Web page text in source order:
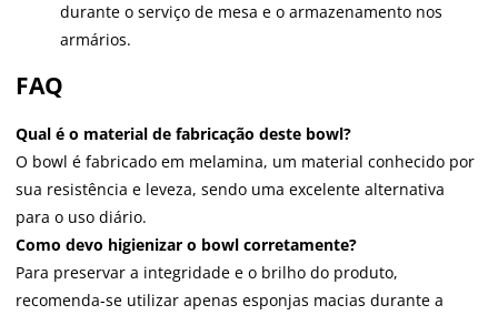
durante o serviço de mesa e o armazenamento nos
armários.
FAQ
Qual é o material de fabricação deste bowl?
O bowl é fabricado em melamina, um material conhecido por
sua resistência e leveza, sendo uma excelente alternativa
para o uso diário.
Como devo higienizar o bowl corretamente?
Para preservar a integridade e o brilho do produto,
recomenda-se utilizar apenas esponjas macias durante a